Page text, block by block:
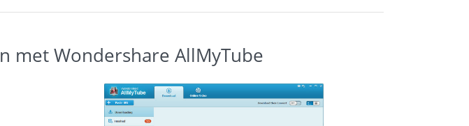
met Wondershare AllMyTube